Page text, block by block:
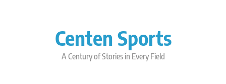
Centen Sports
A Century of Stories in Every Field